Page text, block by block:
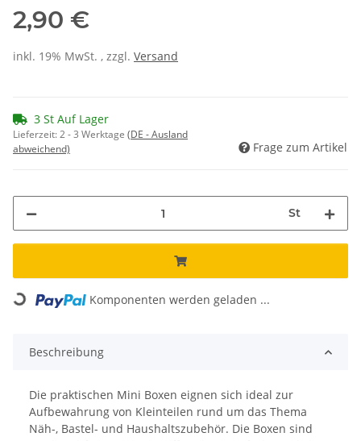
2,90 €
inkl. 19% MwSt. , zzgl. Versand
3 St Auf Lager
Lieferzeit:2 - 3 Werktage (DE - Ausland
abweichend)
Frage zum Artikel
St
Loading... Komponenten werden geladen ...
Beschreibung
Die praktischen Mini Boxen eignen sich ideal zur
Aufbewahrung von Kleinteilen rund um das Thema
Näh-, Bastel- und Haushaltszubehör. Die Boxen sind